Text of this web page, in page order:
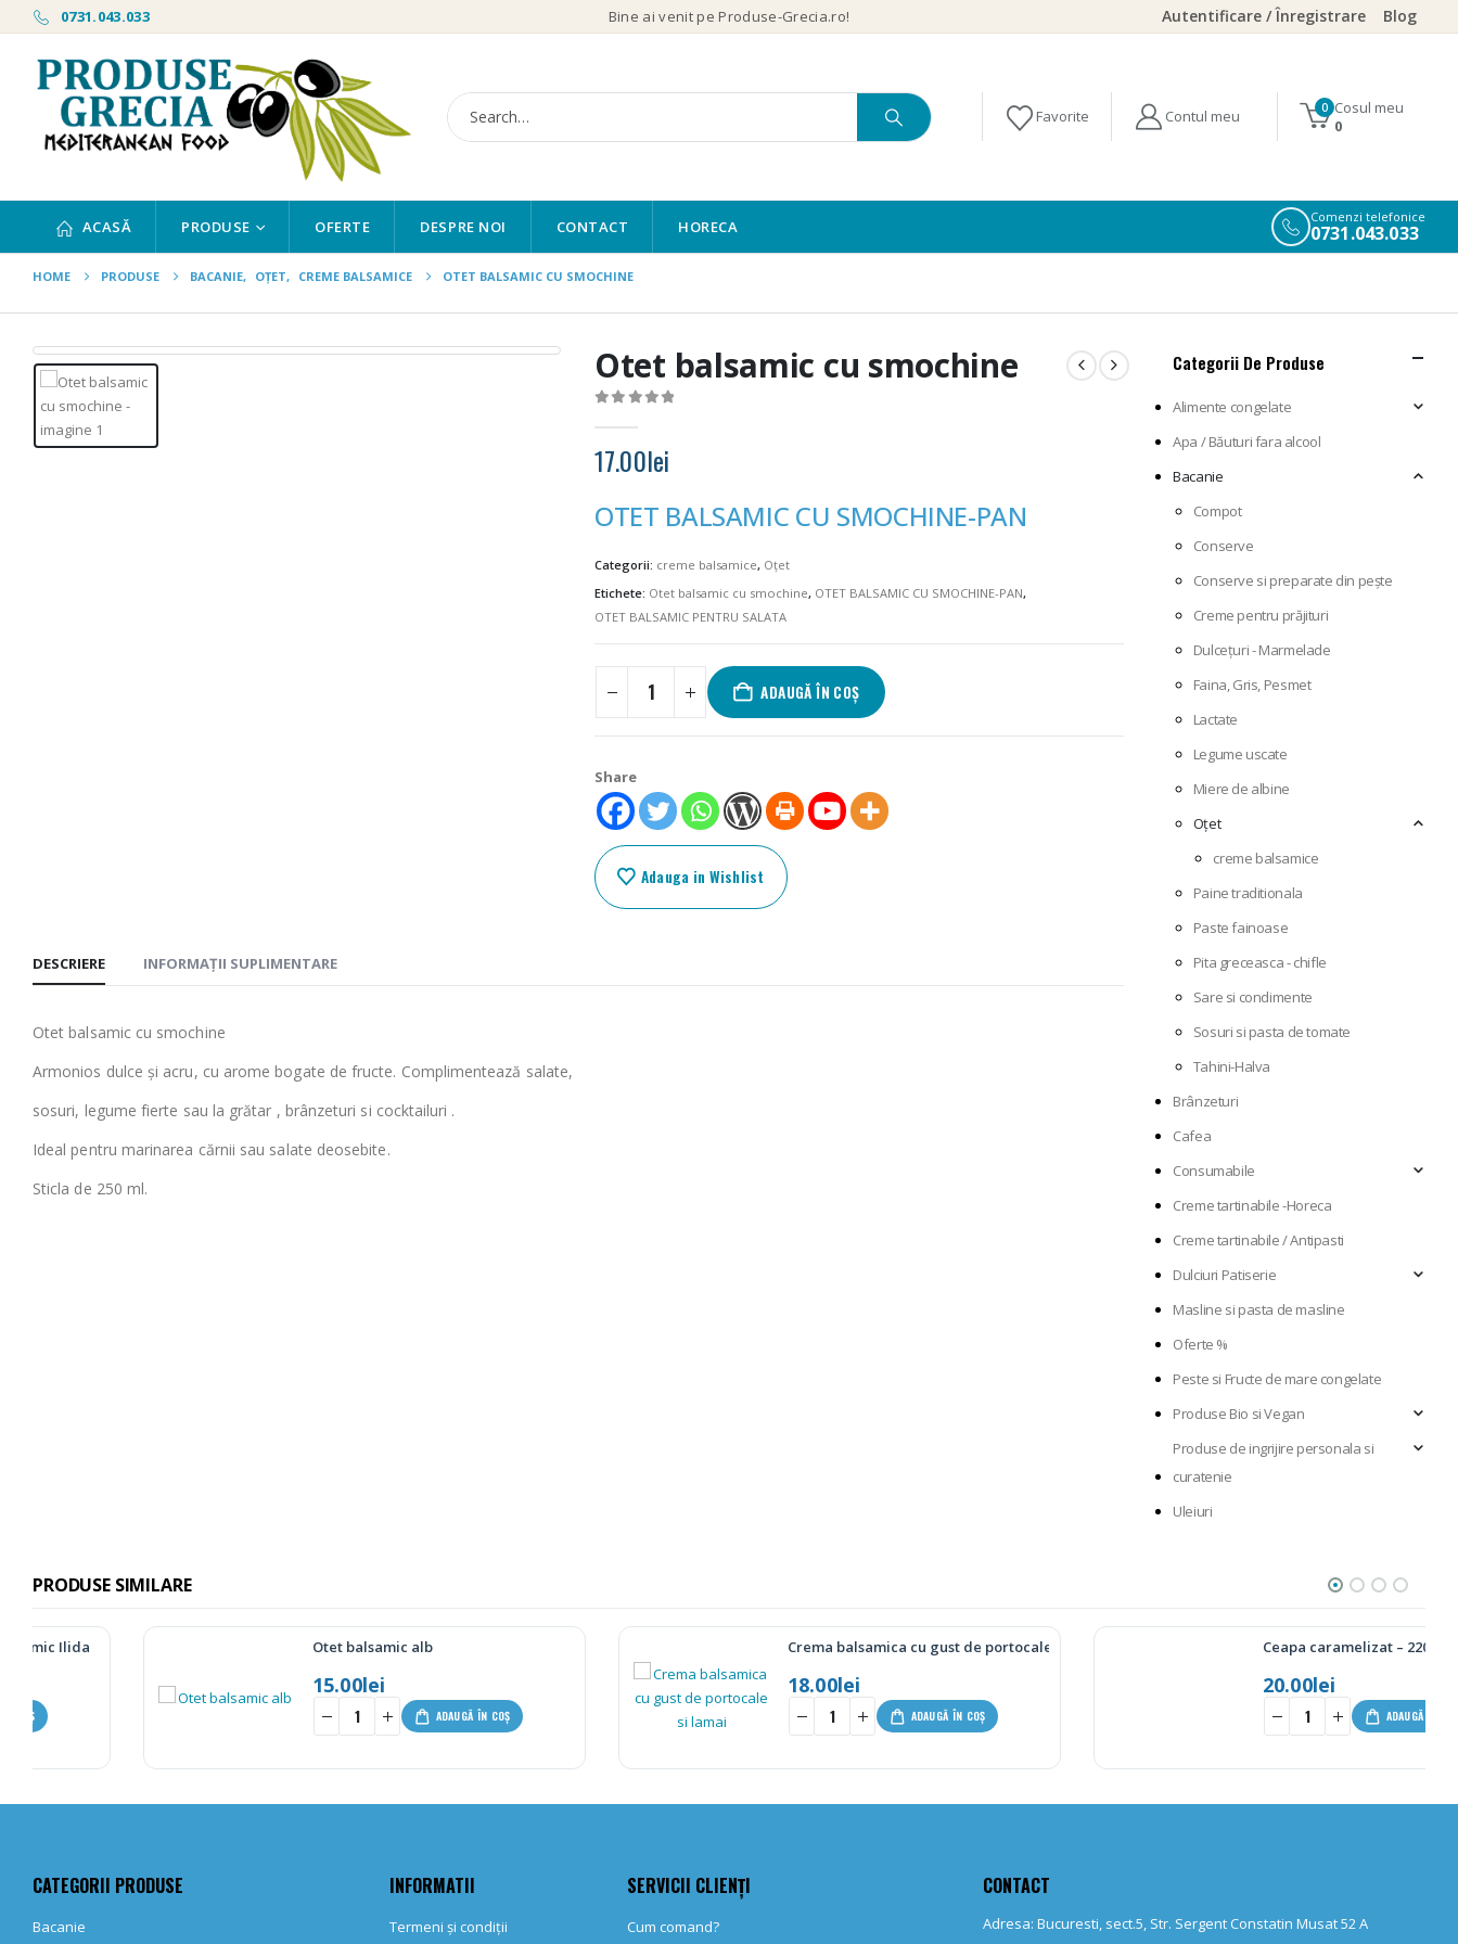
0731.043.033 Bine ai venit pe Produse-Grecia.ro! Autentificare / Înregistrare Blog
0 Cosul meu
0
ACASĂ PRODUSE OFERTE DESPRE NOI CONTACT HORECA
Comenzi telefonice
0731.043.033
HOME PRODUSE BACANIE, OȚET, CREME BALSAMICE OTET BALSAMIC CU SMOCHINE
Otet balsamic cu smochine
17.00lei
OTET BALSAMIC CU SMOCHINE-PAN
Categorii: creme balsamice, Oțet
Etichete: Otet balsamic cu smochine, OTET BALSAMIC CU SMOCHINE-PAN,
OTET BALSAMIC PENTRU SALATA
ADAUGĂ ÎN COȘ
Share
Adauga in Wishlist
DESCRIERE INFORMAȚII SUPLIMENTARE
Otet balsamic cu smochine
Armonios dulce și acru, cu arome bogate de fructe. Complimentează salate,
sosuri, legume fierte sau la grătar , brânzeturi si cocktailuri .
Ideal pentru marinarea cărnii sau salate deosebite.
Sticla de 250 ml.
Categorii De Produse
Alimente congelate
Apa / Băuturi fara alcool
Bacanie
Compot
Conserve
Conserve si preparate din pește
Creme pentru prăjituri
Dulcețuri - Marmelade
Faina, Gris, Pesmet
Lactate
Legume uscate
Miere de albine
Oțet
creme balsamice
Paine traditionala
Paste fainoase
Pita greceasca - chifle
Sare si condimente
Sosuri si pasta de tomate
Tahini-Halva
Brânzeturi
Cafea
Consumabile
Creme tartinabile -Horeca
Creme tartinabile / Antipasti
Dulciuri Patiserie
Masline si pasta de masline
Oferte %
Peste si Fructe de mare congelate
Produse Bio si Vegan
Produse de ingrijire personala si
curatenie
Uleiuri
PRODUSE SIMILARE
Otet balsamic alb
ADAUGĂ ÎN COȘ
Crema balsamica cu gust de portocale si lamai
18.00lei
ADAUGĂ ÎN COȘ
Ceapa caramelizat – 220g
ADAUGĂ ÎN COȘ
- -
CATEGORII PRODUSE
Bacanie
INFORMATII
Termeni și condiții
SERVICII CLIENȚI
Cum comand?
CONTACT
Adresa: Bucuresti, sect.5, Str. Sergent Constatin Musat 52 A